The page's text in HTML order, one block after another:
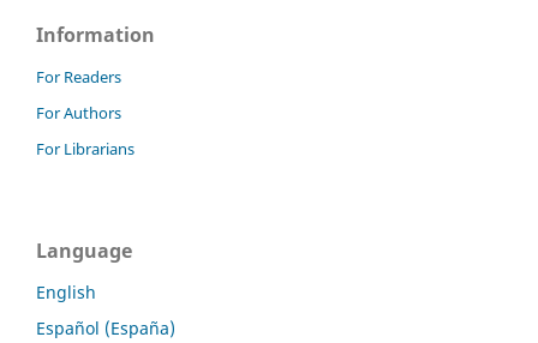
Information
For Readers
For Authors
For Librarians
Language
English
Español (España)